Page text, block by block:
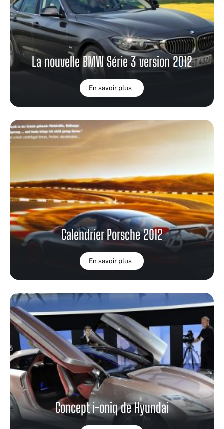
La nouvelle BMW Série 3 version 2012
En savoir plus
Calendrier Porsche 2012
En savoir plus
Concept i-oniq de Hyundai